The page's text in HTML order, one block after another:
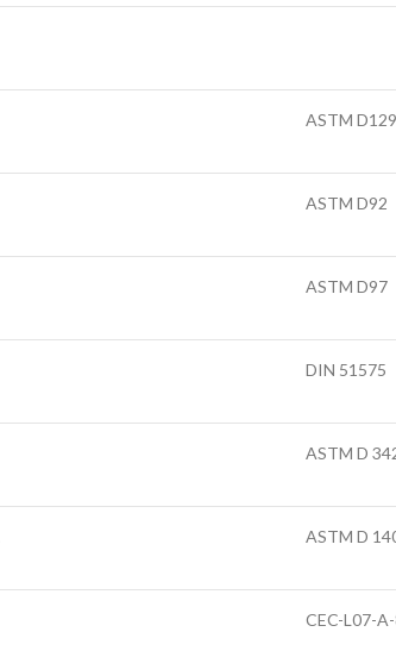
ASTM
ASTM D92
ASTM D97
DIN 51575
ASTM D
ASTM D
CEC-L07-